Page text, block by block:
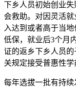
下乡人员初始创业
会救助。对因灵活
入达到或者高于当
低保，就业后3个月
证的返乡下乡人员
关规定接受普惠性学
每年选拔一批有持